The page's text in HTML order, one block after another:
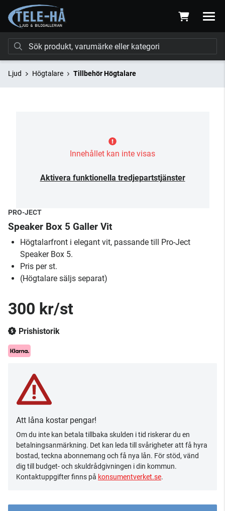
Ljud Högtalare Tillbehör Högtalare
Innehållet kan inte visas
Aktivera funktionella tredjepartstjänster
PRO-JECT
Speaker Box 5 Galler Vit
Högtalarfront i elegant vit, passande till Pro-Ject
Speaker Box 5.
Pris per st.
(Högtalare säljs separat)
300 kr/st
Prishistorik
Att låna kostar pengar!
Om du inte kan betala tillbaka skulden i tid riskerar du en
betalningsanmärkning. Det kan leda till svårigheter att få hyra
bostad, teckna abonnemang och få nya lån. För stöd, vänd
dig till budget- och skuldrådgivningen i din kommun.
Kontaktuppgifter finns på konsumentverket.se.